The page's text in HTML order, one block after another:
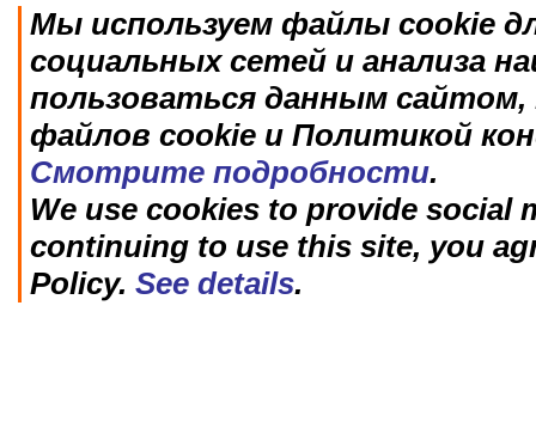
Мы используем файлы cookie
социальных сетей и анализа
пользоваться данным
файлов cookie и Политикой
Смотрите подробности.
We use cookies to provide social
continuing to use this site, you
Policy. See details.